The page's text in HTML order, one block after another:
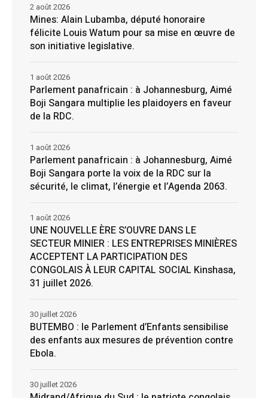
Mines: Alain Lubamba, député honoraire
félicite Louis Watum pour sa mise en œuvre de
son initiative legislative.
2 août 2026
Parlement panafricain : à Johannesburg, Aimé
Boji Sangara multiplie les plaidoyers en faveur
de la RDC.
1 août 2026
Parlement panafricain : à Johannesburg, Aimé
Boji Sangara porte la voix de la RDC sur la
sécurité, le climat, l’énergie et l’Agenda 2063.
1 août 2026
UNE NOUVELLE ÈRE S’OUVRE DANS LE
SECTEUR MINIER : LES ENTREPRISES MINIÈRES
ACCEPTENT LA PARTICIPATION DES
CONGOLAIS À LEUR CAPITAL SOCIAL Kinshasa,
31 juillet 2026.
1 août 2026
BUTEMBO : le Parlement d’Enfants sensibilise
des enfants aux mesures de prévention contre
Ebola.
30 juillet 2026
30 juillet 2026